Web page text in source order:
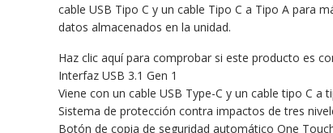
cable USB Tipo C y un cable Tipo C a Tipo A para
datos almacenados en la unidad.
Haz clic aquí para comprobar si este producto es
Interfaz USB 3.1 Gen 1
Viene con un cable USB Type-C y un cable tipo C
Sistema de protección contra impactos de tres
Botón de copia de seguridad automático One